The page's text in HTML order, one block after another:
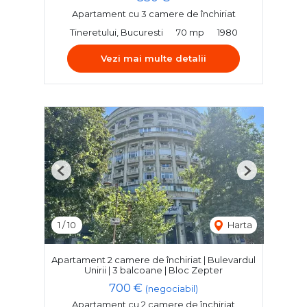
Apartament cu 3 camere de închiriat
Tineretului, Bucuresti
70 mp 1980
Vezi mai multe detalii
1 /10 Harta
Previous Next
Apartament 2 camere de închiriat | Bulevardul
Unirii | 3 balcoane | Bloc Zepter
700 € (negociabil)
Apartament cu 2 camere de închiriat